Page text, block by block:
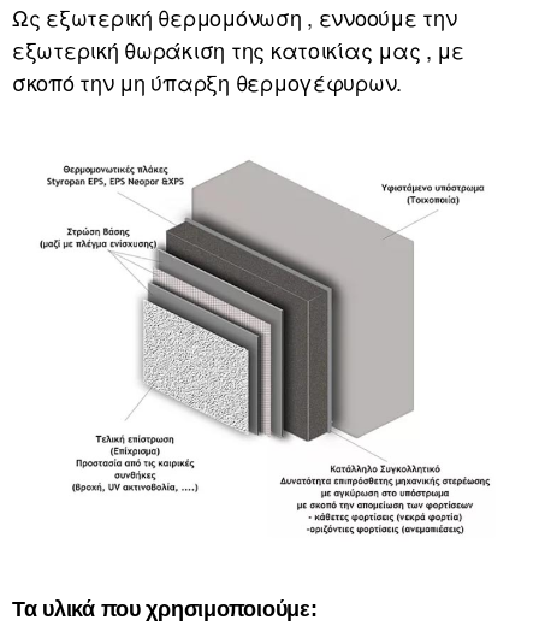
Ως εξωτερική θερμομόνωση , εννοούμε την
εξωτερική θωράκιση της κατοικίας μας , με
σκοπό την μη ύπαρξη θερμογέφυρων.
Τα υλικά που χρησιμοποιούμε: